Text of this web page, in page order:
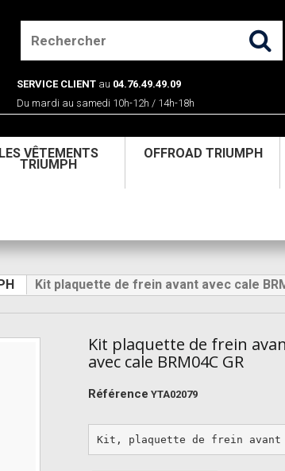
SERVICE CLIENT au 04.76.49.49.09
Du mardi au samedi 10h-12h / 14h-18h
LES VÊTEMENTS
TRIUMPH
OFFROAD TRIUMPH
Kit plaquette de frein avant avec cale
Kit plaquette de frein
avec cale BRM04C GR
Référence YTA02079
Kit, plaquette de frein avant